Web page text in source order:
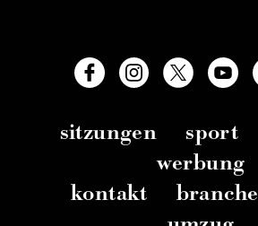
sitzungen sport
werbung
kontakt
branche